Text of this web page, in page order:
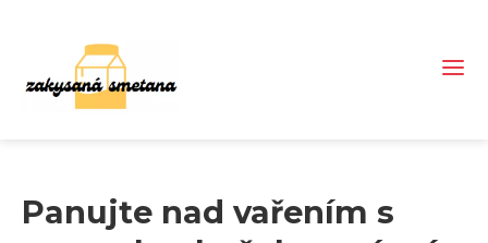
Panujte nad vařením s